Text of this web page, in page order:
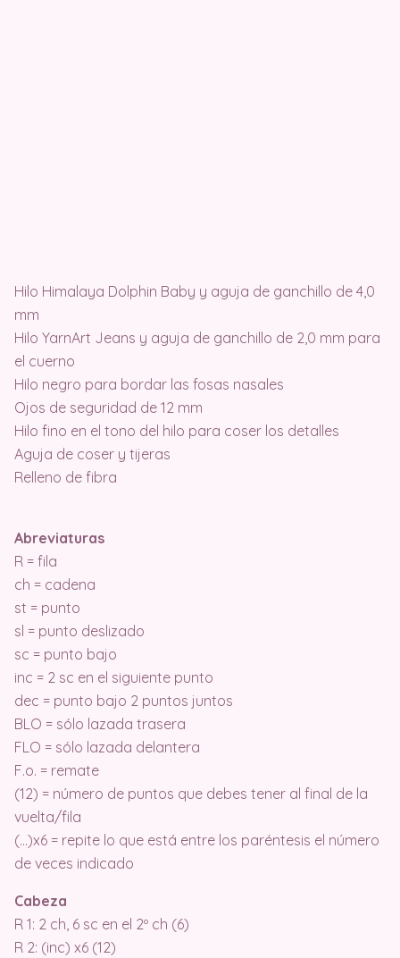
Hilo Himalaya Dolphin Baby y aguja de ganchillo de 4,0
mm
Hilo YarnArt Jeans y aguja de ganchillo de 2,0 mm para
el cuerno
Hilo negro para bordar las fosas nasales
Ojos de seguridad de 12 mm
Hilo fino en el tono del hilo para coser los detalles
Aguja de coser y tijeras
Relleno de fibra
Abreviaturas
R = fila
ch = cadena
st = punto
sl = punto deslizado
sc = punto bajo
inc = 2 sc en el siguiente punto
dec = punto bajo 2 puntos juntos
BLO = sólo lazada trasera
FLO = sólo lazada delantera
F.o. = remate
(12) = número de puntos que debes tener al final de la
vuelta/fila
(…)x6 = repite lo que está entre los paréntesis el número
de veces indicado
Cabeza
R 1: 2 ch, 6 sc en el 2º ch (6)
R 2: (inc) x6 (12)